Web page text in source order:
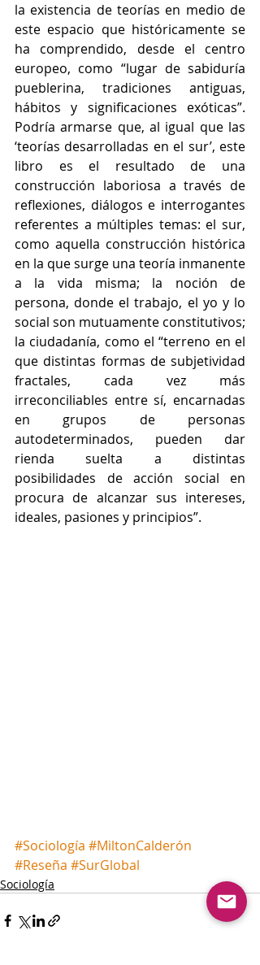
la existencia de teorías en medio de
este espacio que históricamente se
ha comprendido, desde el centro
europeo, como “lugar de sabiduría
pueblerina, tradiciones antiguas,
hábitos y significaciones exóticas”.
Podría armarse que, al igual que las
‘teorías desarrolladas en el sur’, este
libro es el resultado de una
construcción laboriosa a través de
reflexiones, diálogos e interrogantes
referentes a múltiples temas: el sur,
como aquella construcción histórica
en la que surge una teoría inmanente
a la vida misma; la noción de
persona, donde el trabajo, el yo y lo
social son mutuamente constitutivos;
la ciudadanía, como el “terreno en el
que distintas formas de subjetividad
fractales, cada vez más
irreconciliables entre sí, encarnadas
en grupos de personas
autodeterminados, pueden dar
rienda suelta a distintas
posibilidades de acción social en
procura de alcanzar sus intereses,
ideales, pasiones y principios”.
#Sociología #MiltonCalderón
#Reseña #SurGlobal
Sociología